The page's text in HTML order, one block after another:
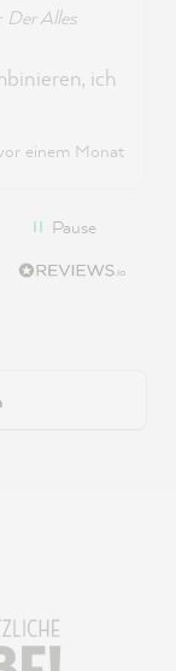
Alles
ich
einem Monat
Pause